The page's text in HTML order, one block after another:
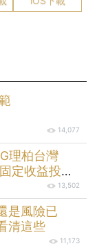
14,077
理柏台灣
定收益投資
13,502
是風險已
清這些
11,173